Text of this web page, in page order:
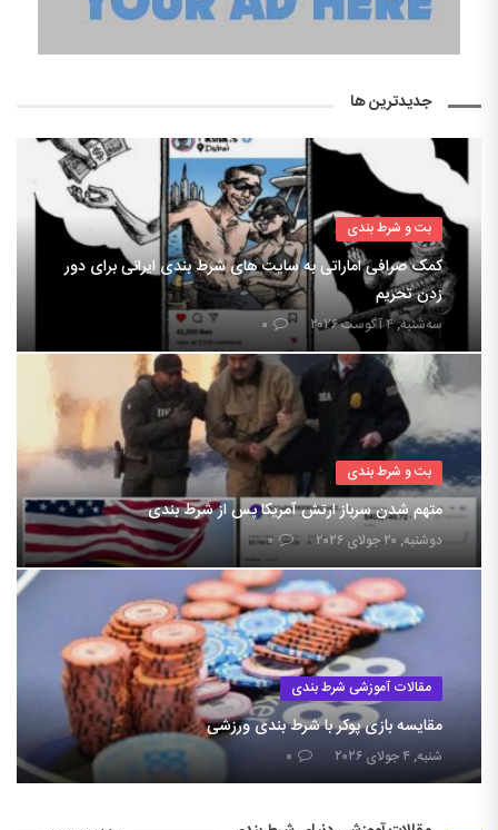
جدیدترین ها
بت و شرط بندی
کمک صرافی اماراتی به سایت های شرط بندی ایرانی برای دور
زدن تحریم
سه‌شنبه, ۴ آگوست ۲۰۲۶ ۰
بت و شرط بندی
متهم شدن سرباز ارتش آمریکا پس از شرط بندی
دوشنبه, ۲۰ جولای ۲۰۲۶ ۰
مقالات آموزشی شرط بندی
مقایسه بازی پوکر با شرط بندی ورزشی
شنبه, ۴ جولای ۲۰۲۶ ۰